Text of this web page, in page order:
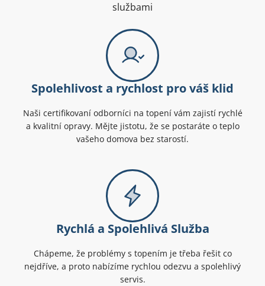
službami
Spolehlivost a rychlost pro váš klid
Naši certifikovaní odborníci na topení vám zajistí rychlé
a kvalitní opravy. Mějte jistotu, že se postaráte o teplo
vašeho domova bez starostí.
Rychlá a Spolehlivá Služba
Chápeme, že problémy s topením je třeba řešit co
nejdříve, a proto nabízíme rychlou odezvu a spolehlivý
servis.